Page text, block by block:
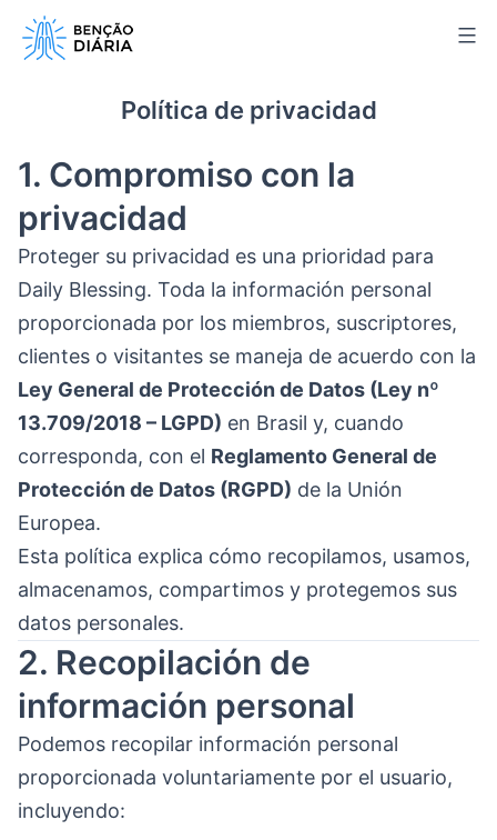
Saltar
Política de privacidad
1. Compromiso con la
privacidad
Proteger su privacidad es una prioridad para
Daily Blessing. Toda la información personal
proporcionada por los miembros, suscriptores,
clientes o visitantes se maneja de acuerdo con la
Ley General de Protección de Datos (Ley nº
13.709/2018 – LGPD) en Brasil y, cuando
corresponda, con el Reglamento General de
Protección de Datos (RGPD) de la Unión
Europea.
Esta política explica cómo recopilamos, usamos,
almacenamos, compartimos y protegemos sus
datos personales.
2. Recopilación de
información personal
Podemos recopilar información personal
proporcionada voluntariamente por el usuario,
incluyendo: